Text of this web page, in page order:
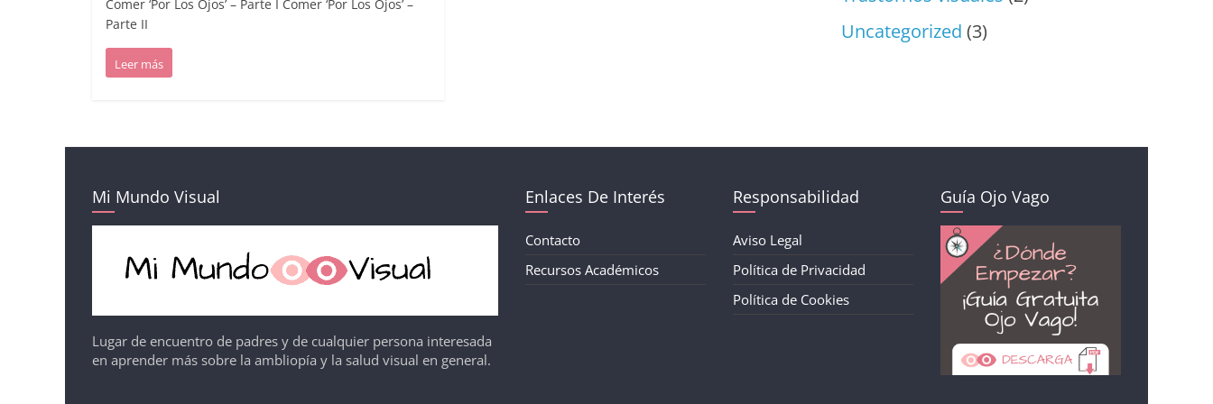
Comer ‘Por Los Ojos’ – Parte I Comer ‘Por Los Ojos’ –
Parte II
Leer más
Uncategorized (3)
Mi Mundo Visual
Lugar de encuentro de padres y de cualquier persona interesada
en aprender más sobre la ambliopía y la salud visual en general.
Enlaces De Interés
Contacto
Recursos Académicos
Responsabilidad
Aviso Legal
Política de Privacidad
Política de Cookies
Guía Ojo Vago